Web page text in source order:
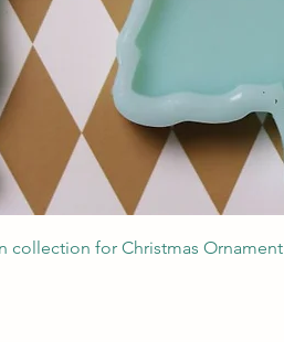
Podgląd
collection for Christmas Ornament